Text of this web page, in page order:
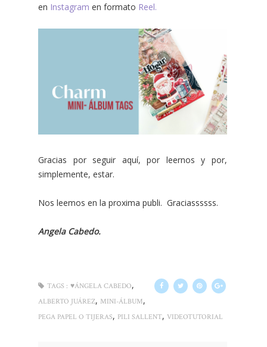
en Instagram en formato Reel.
Gracias por seguir aquí, por leernos y por,
simplemente, estar.
Nos leemos en la proxima publi. Graciassssss.
Angela Cabedo.
TAGS : ♥ÁNGELA CABEDO,
ALBERTO JUÁREZ, MINI-ÁLBUM,
PEGA PAPEL O TIJERAS, PILI SALLENT, VIDEOTUTORIAL